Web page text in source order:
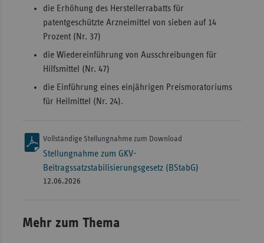
die Erhöhung des Herstellerrabatts für
patentgeschützte Arzneimittel von sieben auf 14
Prozent (Nr. 37)
die Wiedereinführung von Ausschreibungen für
Hilfsmittel (Nr. 47)
die Einführung eines einjährigen Preismoratoriums
für Heilmittel (Nr. 24).
Vollständige Stellungnahme zum Download
Stellungnahme zum GKV-
Beitragssatzstabilisierungsgesetz (BStabG)
12.06.2026
Mehr zum Thema